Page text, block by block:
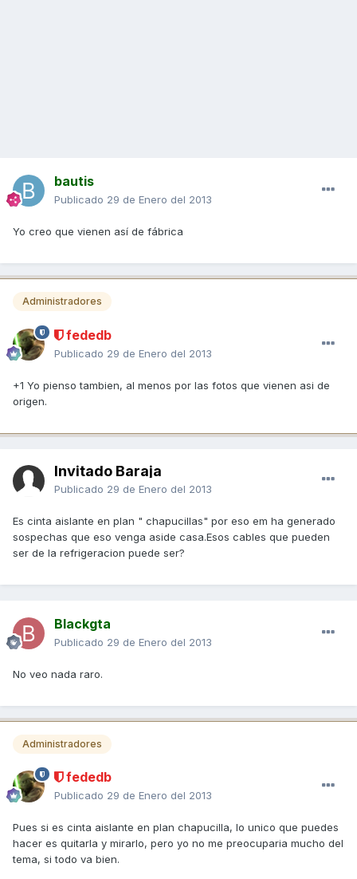
bautis
Publicado 29 de Enero del 2013
Yo creo que vienen así de fábrica
Administradores
fededb
Publicado 29 de Enero del 2013
+1 Yo pienso tambien, al menos por las fotos que vienen asi de
origen.
Invitado Baraja
Publicado 29 de Enero del 2013
Es cinta aislante en plan " chapucillas" por eso em ha generado
sospechas que eso venga aside casa.Esos cables que pueden
ser de la refrigeracion puede ser?
Blackgta
Publicado 29 de Enero del 2013
No veo nada raro.
Administradores
fededb
Publicado 29 de Enero del 2013
Pues si es cinta aislante en plan chapucilla, lo unico que puedes
hacer es quitarla y mirarlo, pero yo no me preocuparia mucho del
tema, si todo va bien.